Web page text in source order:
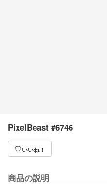
PixelBeast #6746
いいね！
商品の説明